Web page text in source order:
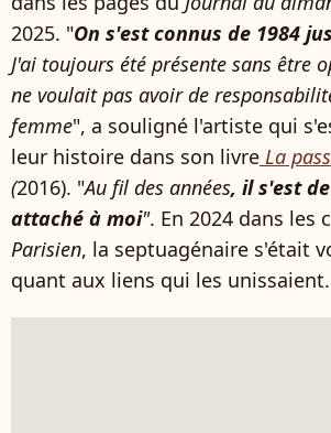
2025. "On s'est connus de 1984
J'ai toujours été présente sans être
ne voulait pas avoir de
femme", a souligné l'artiste qui
leur histoire dans son livre La
(2016). "Au fil des années, il s'est
attaché à moi". En 2024 dans les
Parisien, la septuagénaire s'était
quant aux liens qui les unissaient.